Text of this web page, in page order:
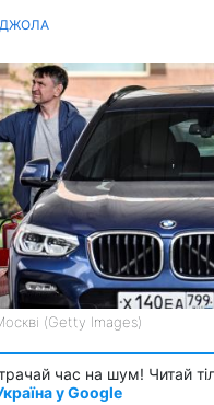
(Getty Images)
час на шум! Читай
у Google